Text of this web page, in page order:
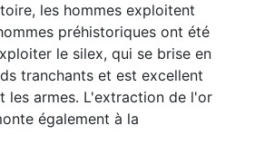
les hommes exploitent
préhistoriques ont été
le silex, qui se brise en
tranchants et est excellent
les armes. L'extraction de l'or
également à la